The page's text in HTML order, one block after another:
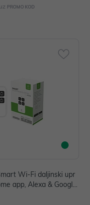
uz PROMO KOD
Wi-Fi daljinski upr
app, Alexa & Google